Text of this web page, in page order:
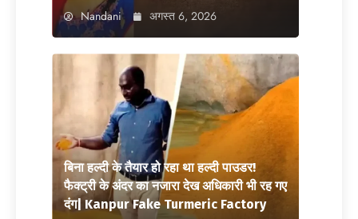
Nandani अगस्त 6, 2026
बिना हल्दी के तैयार हो रहा था हल्दी पाउडर!
फैक्ट्री के अंदर का नजारा देख अधिकारी भी रह गए
दंग| Kanpur Fake Turmeric Factory